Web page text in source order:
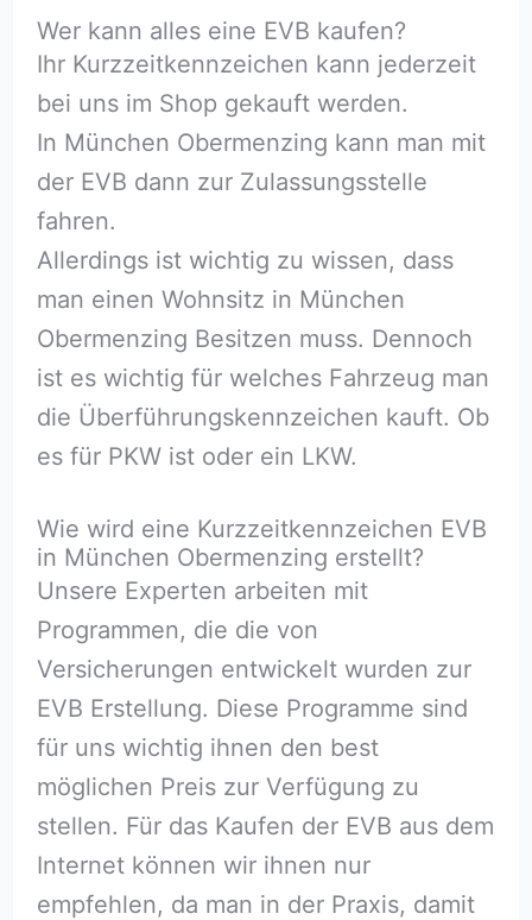
Wer kann alles eine EVB kaufen?
Ihr Kurzzeitkennzeichen kann jederzeit
bei uns im Shop gekauft werden.
In München Obermenzing kann man mit
der EVB dann zur Zulassungsstelle
fahren.
Allerdings ist wichtig zu wissen, dass
man einen Wohnsitz in München
Obermenzing Besitzen muss. Dennoch
ist es wichtig für welches Fahrzeug man
die Überführungskennzeichen kauft. Ob
es für PKW ist oder ein LKW.
Wie wird eine Kurzzeitkennzeichen EVB
in München Obermenzing erstellt?
Unsere Experten arbeiten mit
Programmen, die die von
Versicherungen entwickelt wurden zur
EVB Erstellung. Diese Programme sind
für uns wichtig ihnen den best
möglichen Preis zur Verfügung zu
stellen. Für das Kaufen der EVB aus dem
Internet können wir ihnen nur
empfehlen, da man in der Praxis, damit